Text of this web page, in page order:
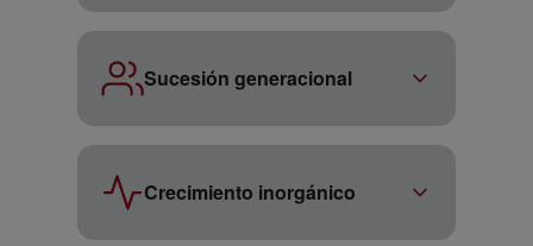
recursos, visión estratégica o capacidad
Sucesión generacional
continuidad de la empresa familiar.
Crecimiento inorgánico